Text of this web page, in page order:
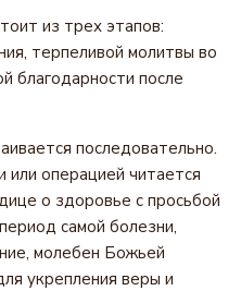
из трех этапов:
терпеливой молитвы во
благодарности после
последовательно.
или операцией читается
о здоровье с просьбой
самой болезни,
молебен Божьей
укрепления веры и